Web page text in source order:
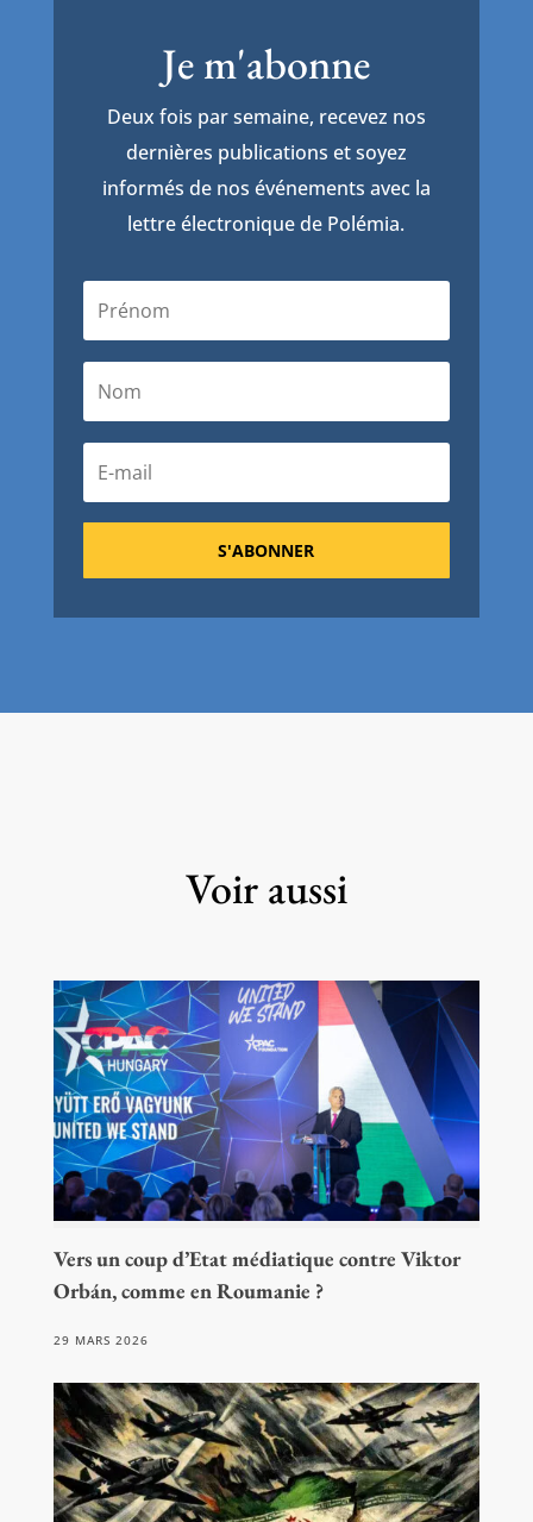
Je m'abonne
Deux fois par semaine, recevez nos
dernières publications et soyez
informés de nos événements avec la
lettre électronique de Polémia.
S'ABONNER
Voir aussi
Vers un coup d’Etat médiatique contre Viktor
Orbán, comme en Roumanie ?
29 MARS 2026